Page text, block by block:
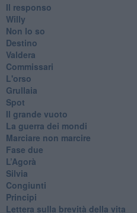
​Il responso
Willy
Non lo so
Destino
Valdera
Commissari
L'orso
Grullaia
Spot
​Il grande vuoto
​La guerra dei mondi
Marciare non marcire
Fase due
L’Agorà
Silvia
Congiunti
Principi
​Lettera sulla brevità della vita